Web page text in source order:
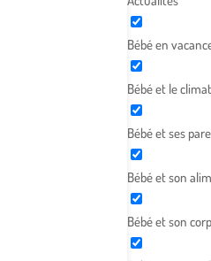
Bébé en
Bébé et le climat
Bébé et ses
Bébé et son
Bébé et son